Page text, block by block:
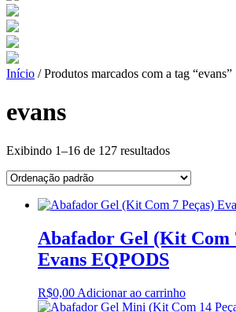
Início / Produtos marcados com a tag “evans”
evans
Exibindo 1–16 de 127 resultados
Abafador Gel (Kit Com
Evans EQPODS
R$0,00 Adicionar ao carrinho